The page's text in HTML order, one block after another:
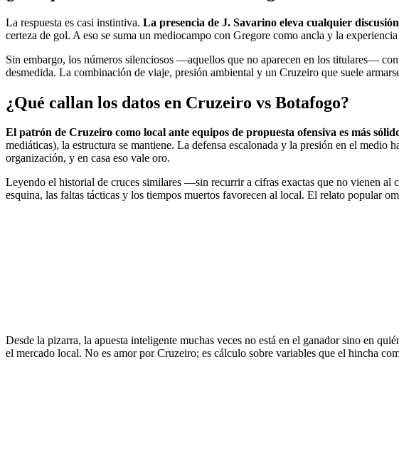
La respuesta es casi instintiva. La presencia de J. Savarino eleva cualquier
certeza de gol. A eso se suma un mediocampo con Gregore como ancla y la
Sin embargo, los números silenciosos —aquellos que no aparecen en los titulares—
desmedida. La combinación de viaje, presión ambiental y un Cruzeiro que suele
¿Qué callan los datos en Cruzeiro vs Botafogo?
El patrón de Cruzeiro como local ante equipos de propuesta ofensiva es más
mediáticas), la estructura se mantiene. La defensa escalonada y la presión en el
organización, y en casa eso vale oro.
Leyendo el historial de cruces similares —sin recurrir a cifras exactas que no vienen
esquina, las faltas tácticas y los tiempos muertos favorecen al local. El relato popular
Desde la pizarra, la apuesta inteligente muchas veces no está en el ganador sino en
el mercado local. No es amor por Cruzeiro; es cálculo sobre variables que el hincha